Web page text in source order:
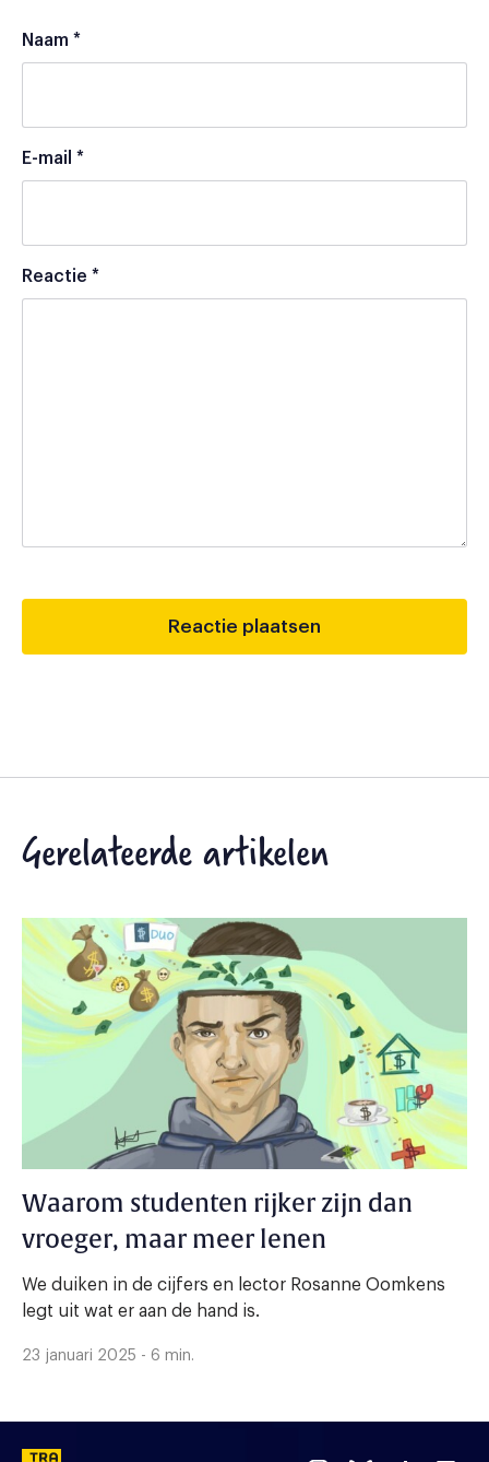
Naam *
E-mail *
Reactie *
Gerelateerde artikelen
Waarom studenten rijker zijn dan
vroeger, maar meer lenen
We duiken in de cijfers en lector Rosanne Oomkens
legt uit wat er aan de hand is.
23 januari 2025 - 6 min.